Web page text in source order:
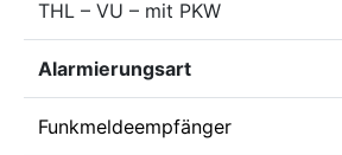
THL – VU – mit PKW
Alarmierungsart
Funkmeldeempfänger